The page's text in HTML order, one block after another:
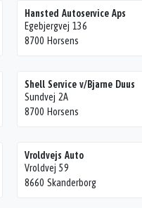
Hansted Autoservice Aps
Egebjergvej 136
8700 Horsens
Shell Service v/Bjarne Duus
Sundvej 2A
8700 Horsens
Vroldvejs Auto
Vroldvej 59
8660 Skanderborg